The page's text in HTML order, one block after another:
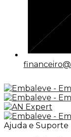
Ajuda e Suporte